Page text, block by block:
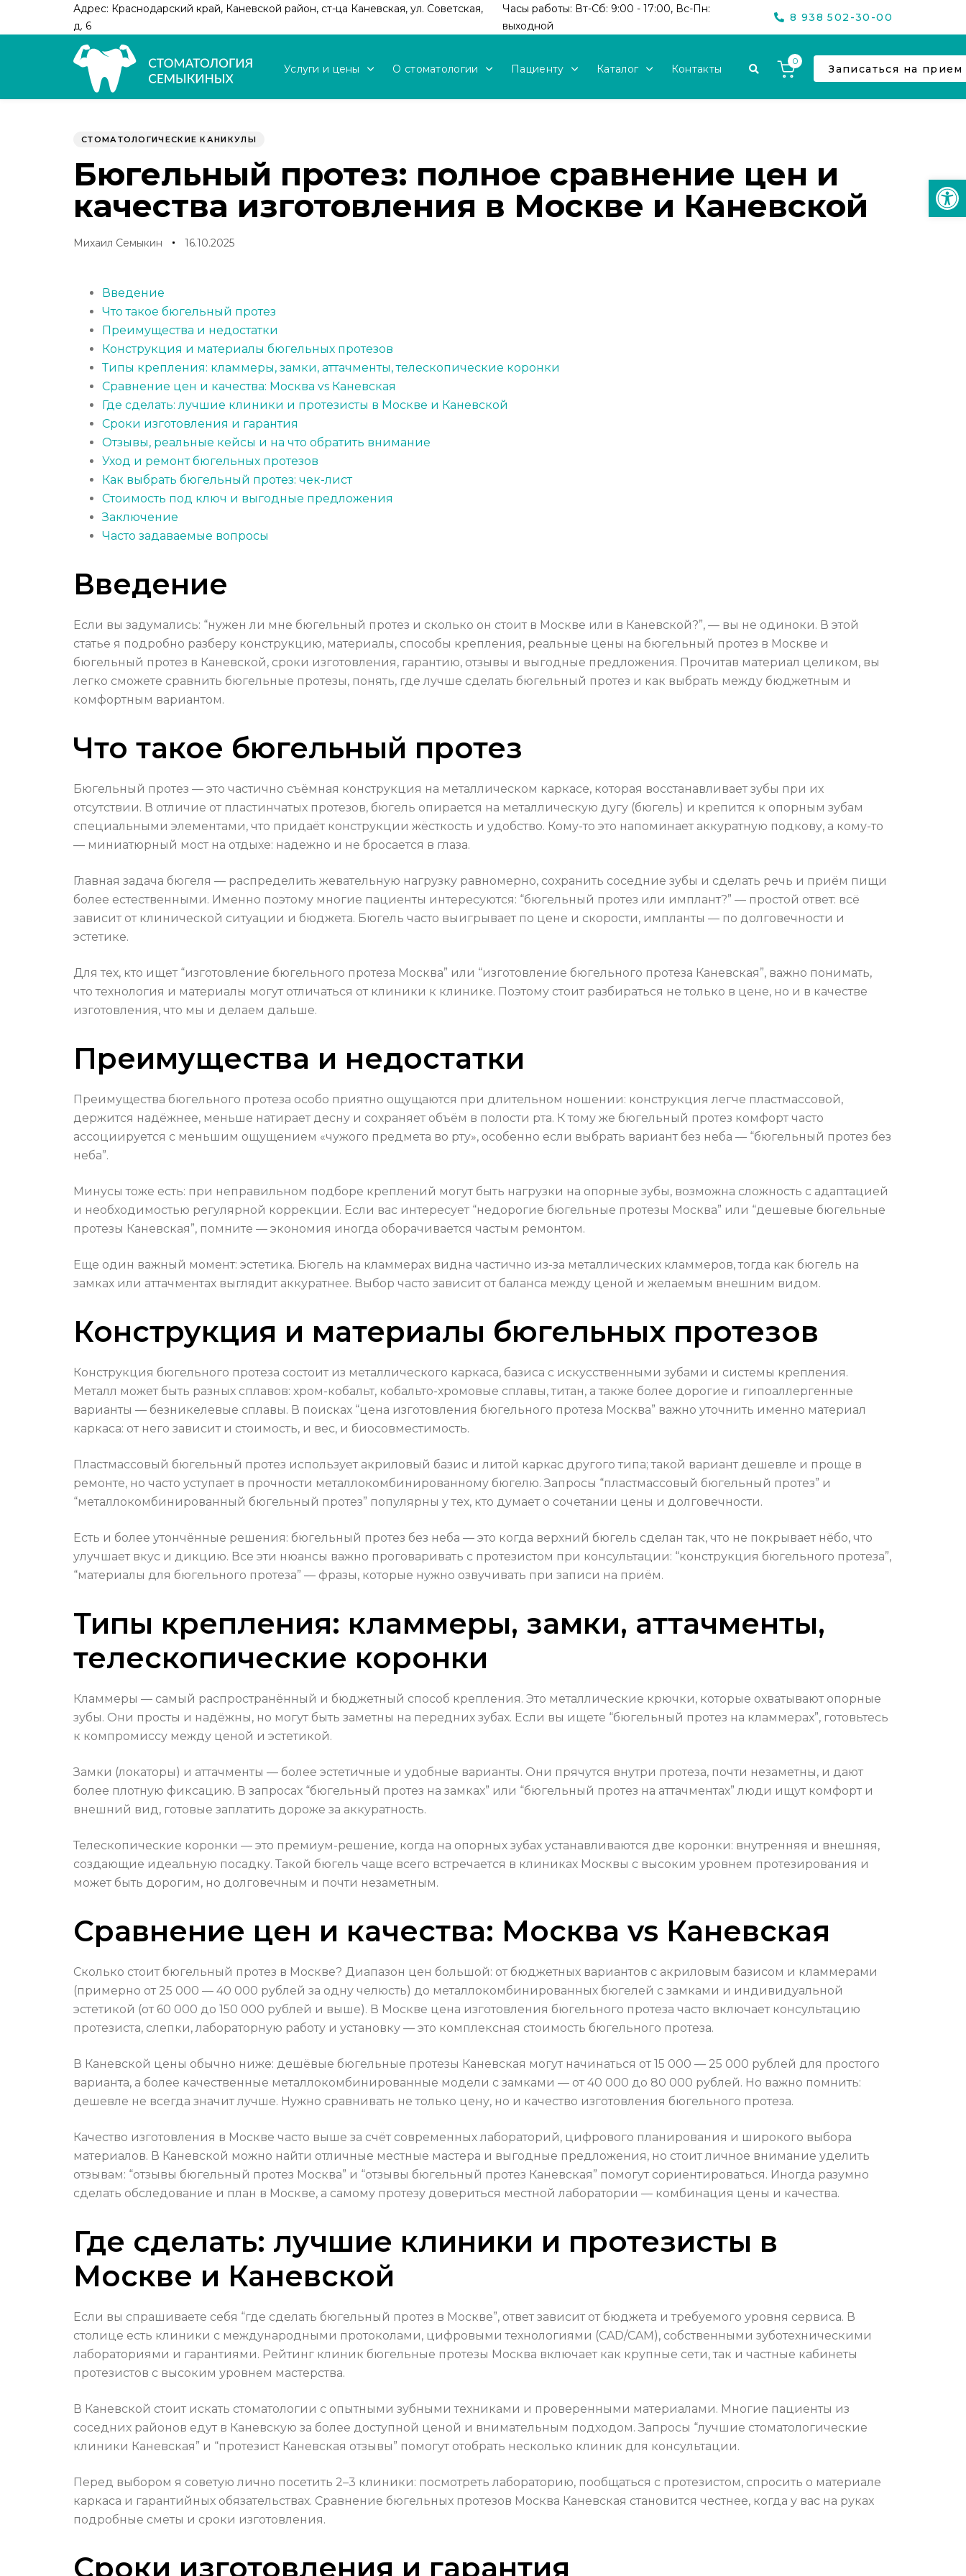
Адрес: Краснодарский край, Каневской район, ст-ца Каневская, ул. Советская,
д. 6
Часы работы: Вт-Сб: 9:00 - 17:00, Вс-Пн:
выходной
8 938 502-30-00
Услуги и цены О стоматологии Пациенту Каталог Контакты
0
Записаться на прием
СТОМАТОЛОГИЧЕСКИЕ КАНИКУЛЫ
Бюгельный протез: полное сравнение цен и
качества изготовления в Москве и Каневской
Михаил Семыкин 16.10.2025
Введение
Что такое бюгельный протез
Преимущества и недостатки
Конструкция и материалы бюгельных протезов
Типы крепления: кламмеры, замки, аттачменты, телескопические коронки
Сравнение цен и качества: Москва vs Каневская
Где сделать: лучшие клиники и протезисты в Москве и Каневской
Сроки изготовления и гарантия
Отзывы, реальные кейсы и на что обратить внимание
Уход и ремонт бюгельных протезов
Как выбрать бюгельный протез: чек-лист
Стоимость под ключ и выгодные предложения
Заключение
Часто задаваемые вопросы
Введение
Если вы задумались: “нужен ли мне бюгельный протез и сколько он стоит в Москве или в Каневской?”, — вы не одиноки. В этой
статье я подробно разберу конструкцию, материалы, способы крепления, реальные цены на бюгельный протез в Москве и
бюгельный протез в Каневской, сроки изготовления, гарантию, отзывы и выгодные предложения. Прочитав материал целиком, вы
легко сможете сравнить бюгельные протезы, понять, где лучше сделать бюгельный протез и как выбрать между бюджетным и
комфортным вариантом.
Что такое бюгельный протез
Бюгельный протез — это частично съёмная конструкция на металлическом каркасе, которая восстанавливает зубы при их
отсутствии. В отличие от пластинчатых протезов, бюгель опирается на металлическую дугу (бюгель) и крепится к опорным зубам
специальными элементами, что придаёт конструкции жёсткость и удобство. Кому-то это напоминает аккуратную подкову, а кому-то
— миниатюрный мост на отдыхе: надежно и не бросается в глаза.
Главная задача бюгеля — распределить жевательную нагрузку равномерно, сохранить соседние зубы и сделать речь и приём пищи
более естественными. Именно поэтому многие пациенты интересуются: “бюгельный протез или имплант?” — простой ответ: всё
зависит от клинической ситуации и бюджета. Бюгель часто выигрывает по цене и скорости, импланты — по долговечности и
эстетике.
Для тех, кто ищет “изготовление бюгельного протеза Москва” или “изготовление бюгельного протеза Каневская”, важно понимать,
что технология и материалы могут отличаться от клиники к клинике. Поэтому стоит разбираться не только в цене, но и в качестве
изготовления, что мы и делаем дальше.
Преимущества и недостатки
Преимущества бюгельного протеза особо приятно ощущаются при длительном ношении: конструкция легче пластмассовой,
держится надёжнее, меньше натирает десну и сохраняет объём в полости рта. К тому же бюгельный протез комфорт часто
ассоциируется с меньшим ощущением «чужого предмета во рту», особенно если выбрать вариант без неба — “бюгельный протез без
неба”.
Минусы тоже есть: при неправильном подборе креплений могут быть нагрузки на опорные зубы, возможна сложность с адаптацией
и необходимостью регулярной коррекции. Если вас интересует “недорогие бюгельные протезы Москва” или “дешевые бюгельные
протезы Каневская”, помните — экономия иногда оборачивается частым ремонтом.
Еще один важный момент: эстетика. Бюгель на кламмерах видна частично из-за металлических кламмеров, тогда как бюгель на
замках или аттачментах выглядит аккуратнее. Выбор часто зависит от баланса между ценой и желаемым внешним видом.
Конструкция и материалы бюгельных протезов
Конструкция бюгельного протеза состоит из металлического каркаса, базиса с искусственными зубами и системы крепления.
Металл может быть разных сплавов: хром-кобальт, кобальто-хромовые сплавы, титан, а также более дорогие и гипоаллергенные
варианты — безникелевые сплавы. В поисках “цена изготовления бюгельного протеза Москва” важно уточнить именно материал
каркаса: от него зависит и стоимость, и вес, и биосовместимость.
Пластмассовый бюгельный протез использует акриловый базис и литой каркас другого типа; такой вариант дешевле и проще в
ремонте, но часто уступает в прочности металлокомбинированному бюгелю. Запросы “пластмассовый бюгельный протез” и
“металлокомбинированный бюгельный протез” популярны у тех, кто думает о сочетании цены и долговечности.
Есть и более утончённые решения: бюгельный протез без неба — это когда верхний бюгель сделан так, что не покрывает нёбо, что
улучшает вкус и дикцию. Все эти нюансы важно проговаривать с протезистом при консультации: “конструкция бюгельного протеза”,
“материалы для бюгельного протеза” — фразы, которые нужно озвучивать при записи на приём.
Типы крепления: кламмеры, замки, аттачменты,
телескопические коронки
Кламмеры — самый распространённый и бюджетный способ крепления. Это металлические крючки, которые охватывают опорные
зубы. Они просты и надёжны, но могут быть заметны на передних зубах. Если вы ищете “бюгельный протез на кламмерах”, готовьтесь
к компромиссу между ценой и эстетикой.
Замки (локаторы) и аттачменты — более эстетичные и удобные варианты. Они прячутся внутри протеза, почти незаметны, и дают
более плотную фиксацию. В запросах “бюгельный протез на замках” или “бюгельный протез на аттачментах” люди ищут комфорт и
внешний вид, готовые заплатить дороже за аккуратность.
Телескопические коронки — это премиум-решение, когда на опорных зубах устанавливаются две коронки: внутренняя и внешняя,
создающие идеальную посадку. Такой бюгель чаще всего встречается в клиниках Москвы с высоким уровнем протезирования и
может быть дорогим, но долговечным и почти незаметным.
Сравнение цен и качества: Москва vs Каневская
Сколько стоит бюгельный протез в Москве? Диапазон цен большой: от бюджетных вариантов с акриловым базисом и кламмерами
(примерно от 25 000 — 40 000 рублей за одну челюсть) до металлокомбинированных бюгелей с замками и индивидуальной
эстетикой (от 60 000 до 150 000 рублей и выше). В Москве цена изготовления бюгельного протеза часто включает консультацию
протезиста, слепки, лабораторную работу и установку — это комплексная стоимость бюгельного протеза.
В Каневской цены обычно ниже: дешёвые бюгельные протезы Каневская могут начинаться от 15 000 — 25 000 рублей для простого
варианта, а более качественные металлокомбинированные модели с замками — от 40 000 до 80 000 рублей. Но важно помнить:
дешевле не всегда значит лучше. Нужно сравнивать не только цену, но и качество изготовления бюгельного протеза.
Качество изготовления в Москве часто выше за счёт современных лабораторий, цифрового планирования и широкого выбора
материалов. В Каневской можно найти отличные местные мастера и выгодные предложения, но стоит личное внимание уделить
отзывам: “отзывы бюгельный протез Москва” и “отзывы бюгельный протез Каневская” помогут сориентироваться. Иногда разумно
сделать обследование и план в Москве, а самому протезу довериться местной лаборатории — комбинация цены и качества.
Где сделать: лучшие клиники и протезисты в
Москве и Каневской
Если вы спрашиваете себя “где сделать бюгельный протез в Москве”, ответ зависит от бюджета и требуемого уровня сервиса. В
столице есть клиники с международными протоколами, цифровыми технологиями (CAD/CAM), собственными зуботехническими
лабораториями и гарантиями. Рейтинг клиник бюгельные протезы Москва включает как крупные сети, так и частные кабинеты
протезистов с высоким уровнем мастерства.
В Каневской стоит искать стоматологии с опытными зубными техниками и проверенными материалами. Многие пациенты из
соседних районов едут в Каневскую за более доступной ценой и внимательным подходом. Запросы “лучшие стоматологические
клиники Каневская” и “протезист Каневская отзывы” помогут отобрать несколько клиник для консультации.
Перед выбором я советую лично посетить 2–3 клиники: посмотреть лабораторию, пообщаться с протезистом, спросить о материале
каркаса и гарантийных обязательствах. Сравнение бюгельных протезов Москва Каневская становится честнее, когда у вас на руках
подробные сметы и сроки изготовления.
Сроки изготовления и гарантия